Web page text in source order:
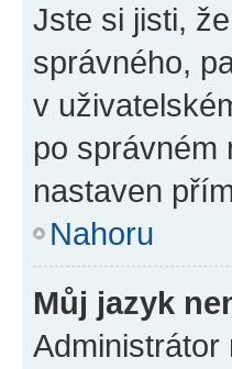
Jste si jisti,
správného,
v
po správném
nastaven
Nahoru
Můj jazyk
Administrátor